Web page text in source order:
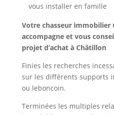
vous installer en famille
Votre chasseur immobilier
accompagne et vous
projet d’achat à Châtillon
Finies les recherches
sur les différents supports
ou leboncoin.
Terminées les multiples